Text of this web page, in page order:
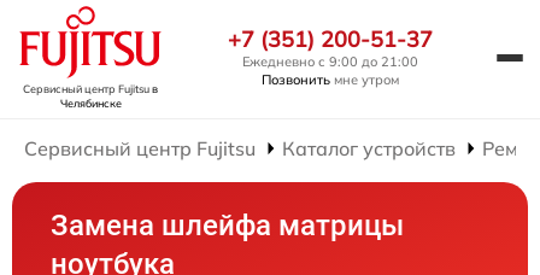
Сервисный центр Fujitsuв
Челябинске
+7 (351) 200-51-37
Ежедневно с 9:00 до 21:00
Позвонить мне утром
Сервисный центр Fujitsu Каталог устройств
Замена шлейфа матрицы
ноутбука